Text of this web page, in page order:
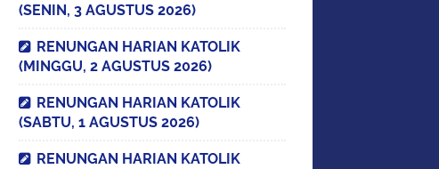
(SENIN, 3 AGUSTUS 2026)
RENUNGAN HARIAN KATOLIK
(MINGGU, 2 AGUSTUS 2026)
RENUNGAN HARIAN KATOLIK
(SABTU, 1 AGUSTUS 2026)
RENUNGAN HARIAN KATOLIK